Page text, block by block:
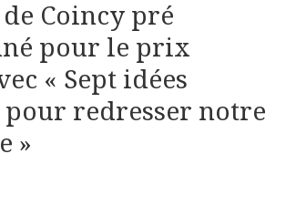
Coincy pré
pour le prix
« Sept idées
redresser notre
»